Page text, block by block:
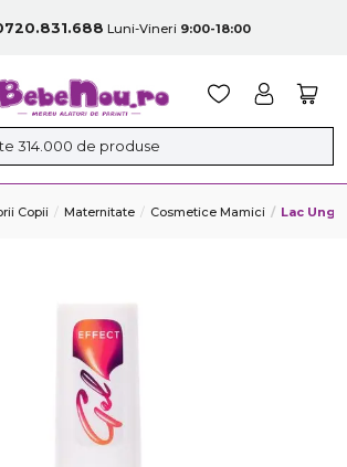
Luni-Vineri 9:00-18:00
Copii Maternitate Cosmetice Mamici Lac